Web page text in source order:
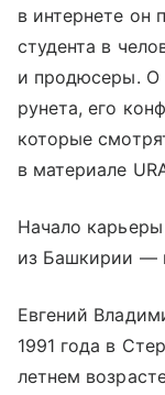
в интернете он
студента в
и продюсеры. О
рунета, его
которые
в материале
Начало
из Башкирии —
Евгений
1991 года в
летнем